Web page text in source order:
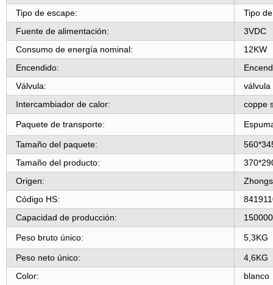
Tipo de escape:
Tipo
Fuente de alimentación:
3VDC
Consumo de energía nominal:
12KW
Encendido:
Válvula:
válvula
Intercambiador de calor:
coppe
Paquete de transporte:
Tamaño del paquete:
Tamaño del producto:
Origen:
Código HS:
Capacidad de producción:
Peso bruto único: 5,3KG
Peso neto único:
4,6KG
Color:
blanco